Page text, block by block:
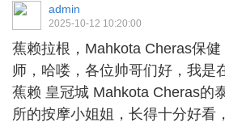
admin
2025-10-12 10:20:00
蕉赖拉根 ，Mahkota Cheras保
师，哈喽，各位帅哥们好，我是
蕉赖 皇冠城 Mahkota Cheras的
所的按摩小姐姐，长得十分好看